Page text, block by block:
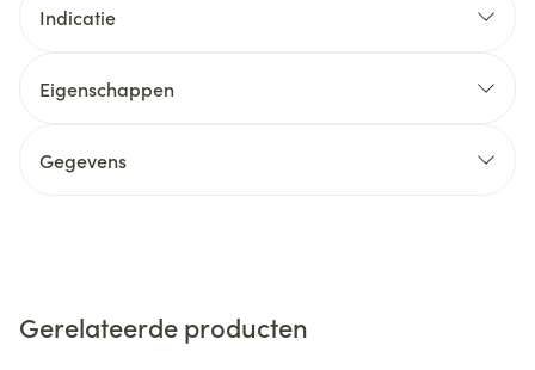
Indicatie
Eigenschappen
Gegevens
Gerelateerde producten